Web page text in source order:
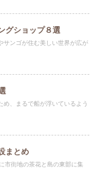
グショップ８選
サンゴが住む美しい世界が広が
め、まるで船が浮いているよう
まとめ
市街地の茶花と島の東部に集